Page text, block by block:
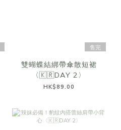
售完
雙蝴蝶結綁帶傘散短裙
〈🇰🇷DAY 2〉
HK$89.00